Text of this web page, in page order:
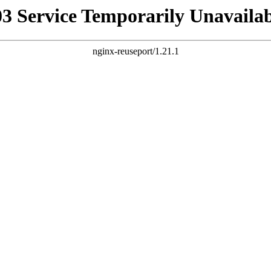
Service Temporarily
nginx-reuseport/1.21.1